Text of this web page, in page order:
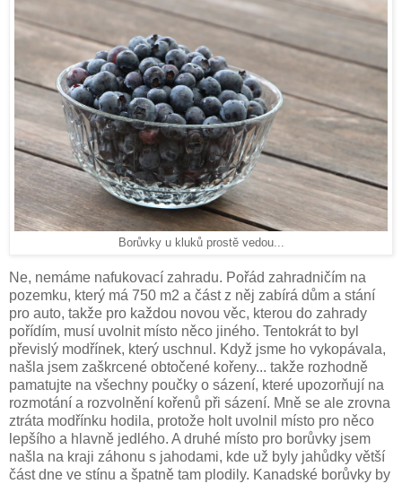
Borůvky u kluků prostě vedou...
Ne, nemáme nafukovací zahradu. Pořád zahradničím na
pozemku, který má 750 m2 a část z něj zabírá dům a stání
pro auto, takže pro každou novou věc, kterou do zahrady
pořídím, musí uvolnit místo něco jiného. Tentokrát to byl
převislý modřínek, který uschnul. Když jsme ho vykopávala,
našla jsem zaškrcené obtočené kořeny... takže rozhodně
pamatujte na všechny poučky o sázení, které upozorňují na
rozmotání a rozvolnění kořenů při sázení. Mně se ale zrovna
ztráta modřínku hodila, protože holt uvolnil místo pro něco
lepšího a hlavně jedlého. A druhé místo pro borůvky jsem
našla na kraji záhonu s jahodami, kde už byly jahůdky větší
část dne ve stínu a špatně tam plodily. Kanadské borůvky by